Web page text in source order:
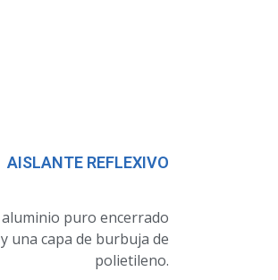
AISLANTE REFLEXIVO
puro encerrado
una capa de burbuja de
polietileno.